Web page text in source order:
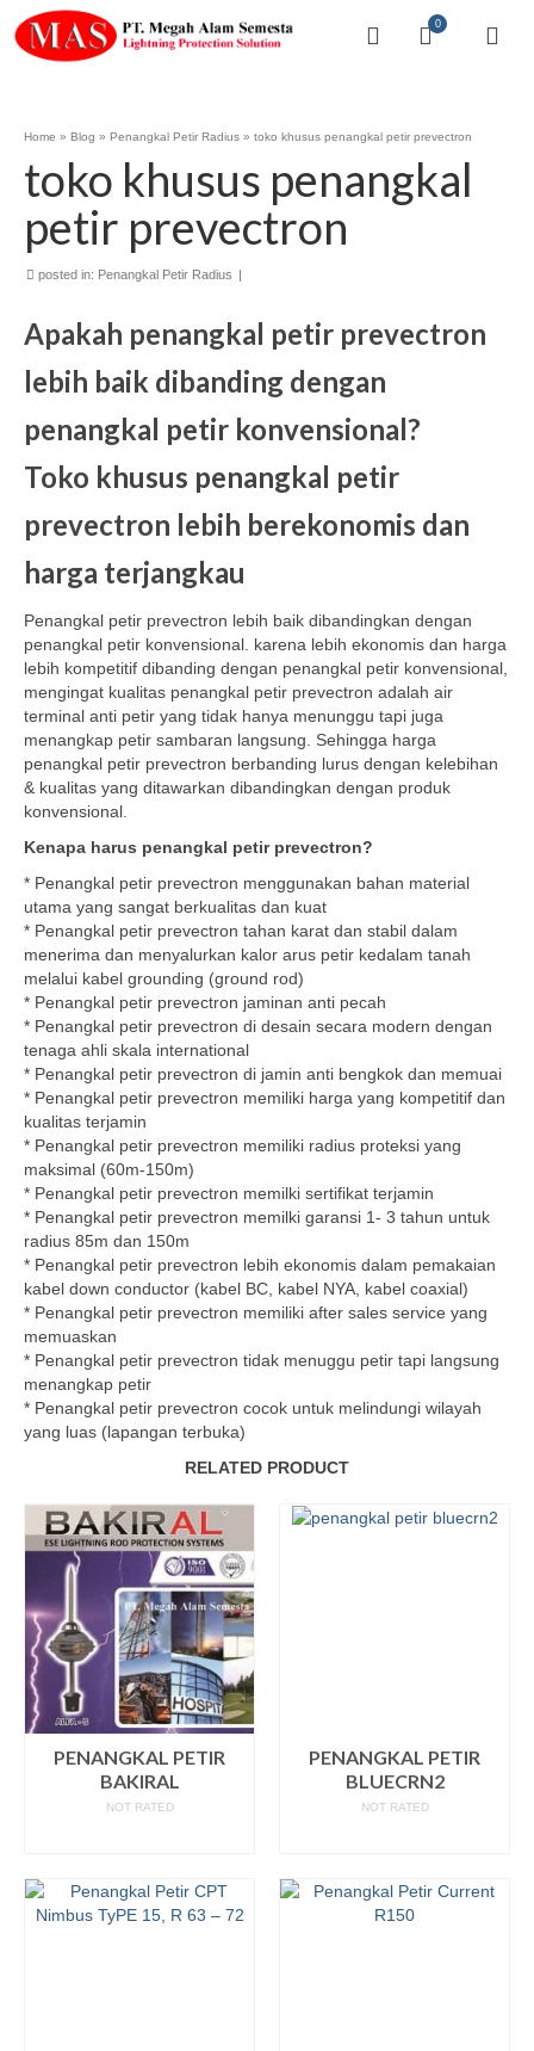
0
Home » Blog » Penangkal Petir Radius » toko khusus penangkal petir prevectron
toko khusus penangkal
petir prevectron
posted in: Penangkal Petir Radius |
Apakah penangkal petir prevectron
lebih baik dibanding dengan
penangkal petir konvensional?
Toko khusus penangkal petir
prevectron lebih berekonomis dan
harga terjangkau
Penangkal petir prevectron lebih baik dibandingkan dengan
penangkal petir konvensional. karena lebih ekonomis dan harga
lebih kompetitif dibanding dengan penangkal petir konvensional,
mengingat kualitas penangkal petir prevectron adalah air
terminal anti petir yang tidak hanya menunggu tapi juga
menangkap petir sambaran langsung. Sehingga harga
penangkal petir prevectron berbanding lurus dengan kelebihan
& kualitas yang ditawarkan dibandingkan dengan produk
konvensional.
Kenapa harus penangkal petir prevectron?
* Penangkal petir prevectron menggunakan bahan material
utama yang sangat berkualitas dan kuat
* Penangkal petir prevectron tahan karat dan stabil dalam
menerima dan menyalurkan kalor arus petir kedalam tanah
melalui kabel grounding (ground rod)
* Penangkal petir prevectron jaminan anti pecah
* Penangkal petir prevectron di desain secara modern dengan
tenaga ahli skala international
* Penangkal petir prevectron di jamin anti bengkok dan memuai
* Penangkal petir prevectron memiliki harga yang kompetitif dan
kualitas terjamin
* Penangkal petir prevectron memiliki radius proteksi yang
maksimal (60m-150m)
* Penangkal petir prevectron memilki sertifikat terjamin
* Penangkal petir prevectron memilki garansi 1- 3 tahun untuk
radius 85m dan 150m
* Penangkal petir prevectron lebih ekonomis dalam pemakaian
kabel down conductor (kabel BC, kabel NYA, kabel coaxial)
* Penangkal petir prevectron memiliki after sales service yang
memuaskan
* Penangkal petir prevectron tidak menuggu petir tapi langsung
menangkap petir
* Penangkal petir prevectron cocok untuk melindungi wilayah
yang luas (lapangan terbuka)
RELATED PRODUCT
PENANGKAL PETIR
BAKIRAL
NOT RATED
PENANGKAL PETIR
BLUECRN2
NOT RATED